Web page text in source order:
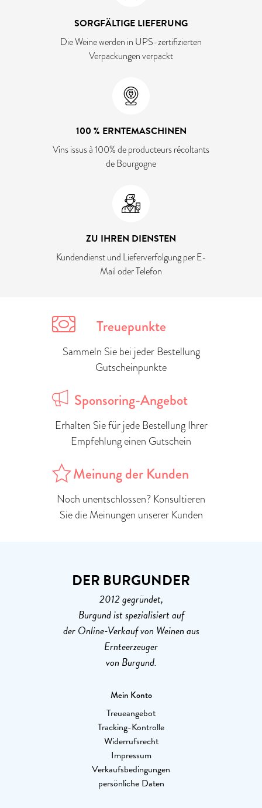
SORGFÄLTIGE LIEFERUNG
Die Weine werden in UPS-zertifizierten
Verpackungen verpackt
100 % ERNTEMASCHINEN
Vins issus à 100% de producteurs récoltants
de Bourgogne
ZU IHREN DIENSTEN
Kundendienst und Lieferverfolgung per E-
Mail oder Telefon
Treuepunkte
Sammeln Sie bei jeder Bestellung
Gutscheinpunkte
Sponsoring-Angebot
Erhalten Sie für jede Bestellung Ihrer
Empfehlung einen Gutschein
Meinung der Kunden
Noch unentschlossen? Konsultieren
Sie die Meinungen unserer Kunden
DER BURGUNDER
2012 gegründet,
Burgund ist spezialisiert auf
der Online-Verkauf von Weinen aus
Ernteerzeuger
von Burgund.
Mein Konto
Treueangebot
Tracking-Kontrolle
Widerrufsrecht
Impressum
Verkaufsbedingungen
persönliche Daten